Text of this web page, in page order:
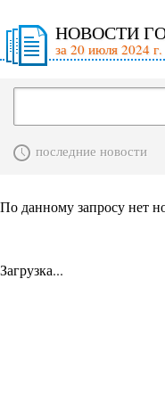
НОВОСТИ
за 20 июля 2024 г.
последние новости
По данному запросу нет
Загрузка...